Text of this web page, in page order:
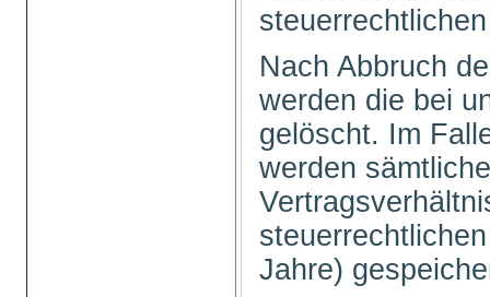
Nach Abbruch
werden die bei
gelöscht. Im
werden
Jahre)